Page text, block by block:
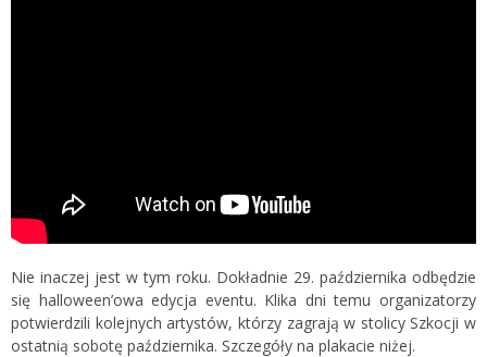
Nie inaczej jest w tym roku. Dokładnie 29. października odbędzie
się halloween’owa edycja eventu. Klika dni temu organizatorzy
potwierdzili kolejnych artystów, którzy zagrają w stolicy Szkocji w
ostatnią sobotę października. Szczegóły na plakacie niżej.